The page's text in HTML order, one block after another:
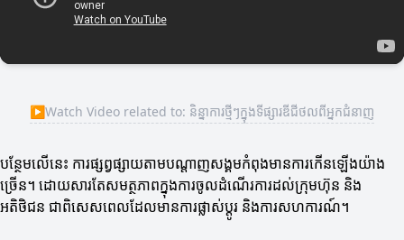
▶Watch Video related to: និន្នាការថ្មីៗក្នុងទីផ្សារឌីជីថលពីអ្នកជំនាញ
បន្ថែមលើនេះ ការផ្សព្វផ្សាយតាមបណ្តាញសង្គមកំពុងមានការកើនឡើងយ៉ាង
ច្រើន។ ដោយសារតែសមត្ថភាពក្នុងការចូលដំណើរការដល់ក្រុមហ៊ុន និង
អតិថិជន ជាពិសេសពេលដែលមានការផ្លាស់ប្តូរ និងការសហការណ៍។